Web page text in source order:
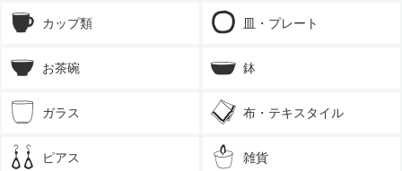
カップ類 皿・プレート
お茶碗 鉢
ガラス 布・テキスタイル
ピアス 雑貨